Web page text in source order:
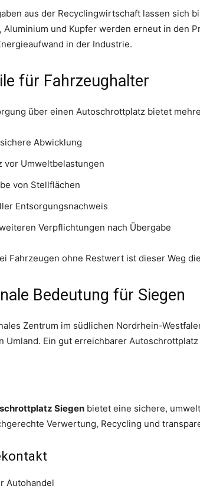
aus der Recyclingwirtschaft lassen sich
Aluminium und Kupfer werden erneut in den
in der Industrie.
für Fahrzeughalter
über einen Autoschrottplatz bietet
Abwicklung
vor Umweltbelastungen
von Stellflächen
Entsorgungsnachweis
Verpflichtungen nach Übergabe
Fahrzeugen ohne Restwert ist dieser Weg
Bedeutung für Siegen
Zentrum im südlichen Nordrhein-
Umland. Ein gut erreichbarer
Siegen bietet eine sichere,
Verwertung, Recycling und
Autohandel